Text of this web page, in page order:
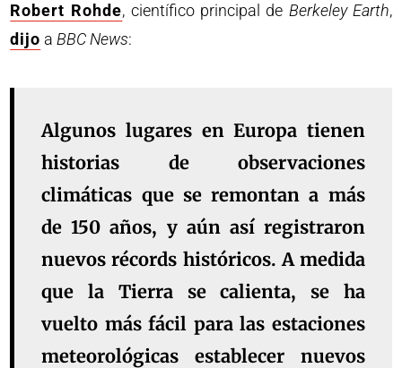
Robert Rohde, científico principal de Berkeley Earth,
dijo a BBC News:
Algunos lugares en Europa tienen
historias de observaciones
climáticas que se remontan a más
de 150 años, y aún así registraron
nuevos récords históricos. A medida
que la Tierra se calienta, se ha
vuelto más fácil para las estaciones
meteorológicas establecer nuevos